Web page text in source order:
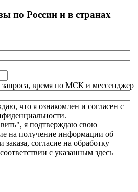
по России и в странах
время по МСК и мессенджер
что я ознакомлен и согласен с
я подтверждаю свою
на получение информации об
согласие на обработку
с указанным здесь